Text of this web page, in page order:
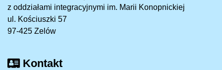
z oddziałami integracyjnymi im. Marii Konopnickiej
ul. Kościuszki 57
97-425 Zelów
Kontakt